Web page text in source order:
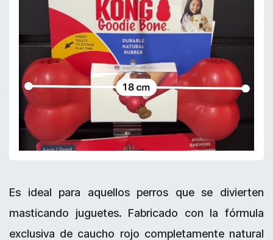
Es ideal para aquellos perros que se divierten
masticando juguetes. Fabricado con la fórmula
exclusiva de caucho rojo completamente natural